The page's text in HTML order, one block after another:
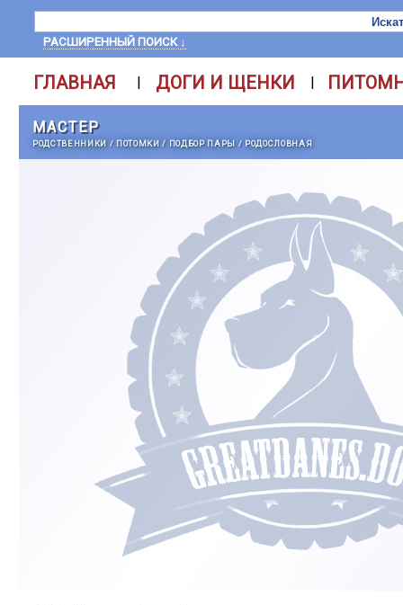
РАСШИРЕННЫЙ ПОИСК ↓
ГЛАВНАЯ | ДОГИ И ЩЕНКИ |
МАСТЕР
РОДСТВЕННИКИ / ПОТОМКИ/ ПОДБОР ПАРЫ / РОДОСЛОВНАЯ